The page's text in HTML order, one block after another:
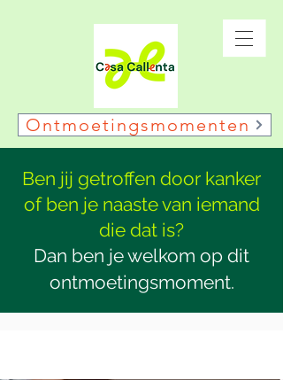
Ontmoetingsmomenten
Ben jij getroffen door kanker
of ben je naaste van iemand
die dat is?
Dan ben je welkom op dit
ontmoetingsmoment.